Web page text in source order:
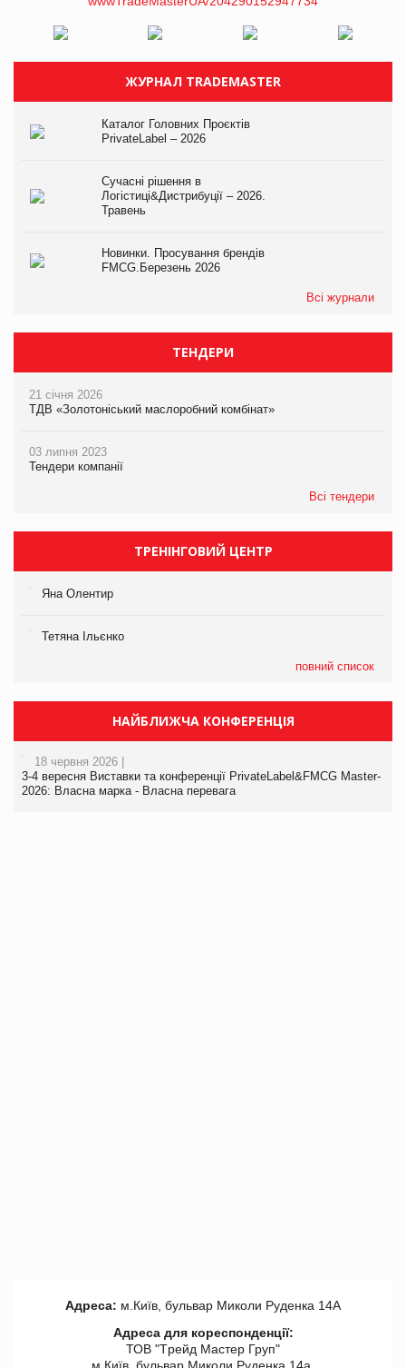
ЖУРНАЛ TRADEMASTER
Каталог Головних Проєктів
PrivateLabel – 2026
Сучасні рішення в
Логістиці&Дистрибуції – 2026.
Травень
Новинки. Просування брендів
FMCG.Березень 2026
Всі журнали
ТЕНДЕРИ
21 січня 2026
ТДВ «Золотоніський маслоробний комбінат»
03 липня 2023
Тендери компанії
Всі тендери
ТРЕНІНГОВИЙ ЦЕНТР
Яна Олентир
Тетяна Ільєнко
повний список
НАЙБЛИЖЧА КОНФЕРЕНЦІЯ
18 червня 2026 |
3-4 вересня Виставки та конференції PrivateLabel&FMCG Master-
2026: Власна марка - Власна перевага
Адреса: м.Київ, бульвар Миколи Руденка 14А
Адреса для кореспонденції:
ТОВ "Tрейд Мастер Груп"
м.Київ, бульвар Миколи Руденка 14а,